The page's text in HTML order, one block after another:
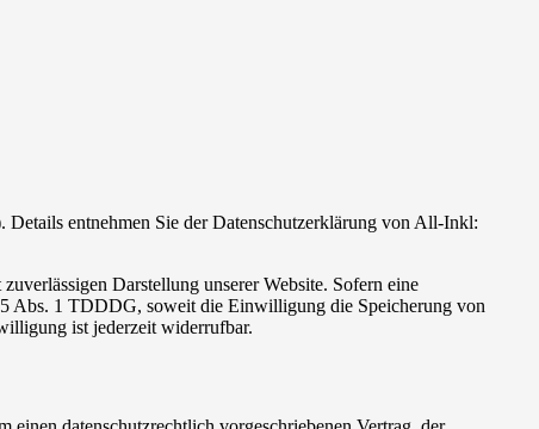
entnehmen Sie der Datenschutzerklärung von All-Inkl:
Darstellung unserer Website. Sofern eine
Abs. 1 TDDDG, soweit die Einwilligung die Speicherung von
ist jederzeit widerrufbar.